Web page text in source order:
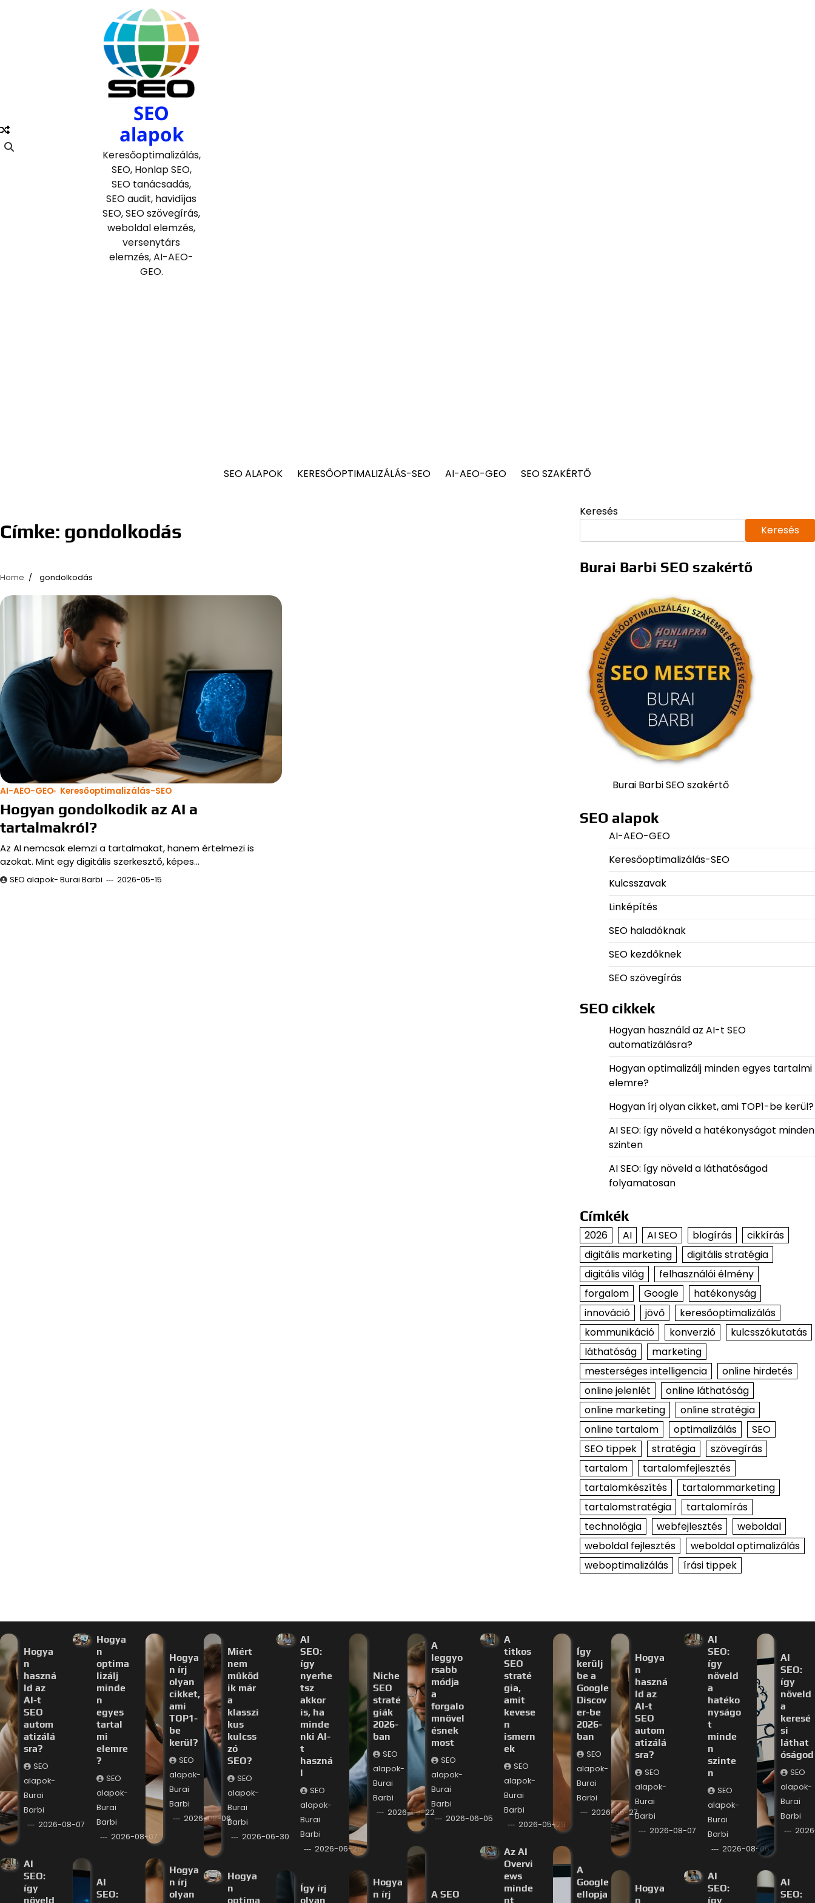
SEO
alapok
Keresőoptimalizálás,
SEO, Honlap SEO,
SEO tanácsadás,
SEO audit, havidíjas
SEO, SEO szövegírás,
weboldal elemzés,
versenytárs
elemzés, AI-AEO-
GEO.
SEO ALAPOK KERESŐOPTIMALIZÁLÁS-SEO AI-AEO-GEO SEO SZAKÉRTŐ
Címke: gondolkodás
Home gondolkodás
AI-AEO-GEO Keresőoptimalizálás-SEO
Hogyan gondolkodik az AI a
tartalmakról?
Az AI nemcsak elemzi a tartalmakat, hanem értelmezi is
azokat. Mint egy digitális szerkesztő, képes…
SEO alapok- Burai Barbi 2026-05-15
Keresés
Keresés
Burai Barbi SEO szakértő
Burai Barbi SEO szakértő
SEO alapok
AI-AEO-GEO
Keresőoptimalizálás-SEO
Kulcsszavak
Linképítés
SEO haladóknak
SEO kezdőknek
SEO szövegírás
SEO cikkek
Hogyan használd az AI-t SEO
automatizálásra?
Hogyan optimalizálj minden egyes tartalmi
elemre?
Hogyan írj olyan cikket, ami TOP1-be kerül?
AI SEO: így növeld a hatékonyságot minden
szinten
AI SEO: így növeld a láthatóságod
folyamatosan
Címkék
2026 AI AI SEO blogírás
cikkírás
digitális marketing
digitális stratégia
digitális világ
felhasználói élmény
forgalom
Google
hatékonyság
innováció
jövő
keresőoptimalizálás
kommunikáció
konverzió
kulcsszókutatás
láthatóság
marketing
mesterséges intelligencia
online hirdetés
online jelenlét
online láthatóság
online marketing
online stratégia
online tartalom
optimalizálás
SEO
SEO tippek
stratégia
szövegírás
tartalom
tartalomfejlesztés
tartalomkészítés
tartalommarketing
tartalomstratégia
tartalomírás
technológia
webfejlesztés
weboldal
weboldal fejlesztés
weboldal optimalizálás
weboptimalizálás
írási tippek
Hogya
n
haszná
ld az
AI-t
SEO
autom
atizálá
sra?
SEO
alapok-
Burai
Barbi
2026-08-07
Hogya
n
optima
lizálj
minde
n
egyes
tartal
mi
elemre
?
SEO
alapok-
Burai
Barbi
2026-08-07
Hogya
n írj
olyan
cikket,
ami
TOP1-
be
kerül?
SEO
alapok-
Burai
Barbi
2026-08-06
AI
SEO:
így
növeld
AI
SEO:
Hogya
n írj
olyan
Miért
nem
működ
ik már
a
klasszi
kus
kulcss
zó
SEO?
SEO
alapok-
Burai
Barbi
2026-06-30
AI
SEO:
így
nyerhe
tsz
akkor
is, ha
minde
nki AI-
t
haszná
l
SEO
alapok-
Burai
Barbi
2026-06-26
Niche
SEO
straté
giák
2026-
ban
SEO
alapok-
Burai
Barbi
2026-06-22
Hogya
n
optima
Így írj
olyan
Hogya
n írj
A
leggyo
rsabb
módja
a
forgalo
mnövel
ésnek
most
SEO
alapok-
Burai
Barbi
2026-06-05
A
titkos
SEO
straté
gia,
amit
kevese
n
ismern
ek
SEO
alapok-
Burai
Barbi
2026-05-29
Így
kerülj
be a
Google
Discov
er-be
2026-
ban
SEO
alapok-
Burai
Barbi
2026-05-27
A SEO
Az AI
Overvi
ews
minde
nt
A
Google
ellopja
Hogya
n
haszná
ld az
AI-t
SEO
autom
atizálá
sra?
SEO
alapok-
Burai
Barbi
2026-08-07
AI
SEO:
így
növeld
a
hatéko
nyságo
t
minde
n
szinte
n
SEO
alapok-
Burai
Barbi
2026-08-06
AI
SEO:
így
növeld
a
keresé
si
láthat
óságod
SEO
alapok-
Burai
Barbi
Hogya
n
AI
SEO:
így
AI
SEO: